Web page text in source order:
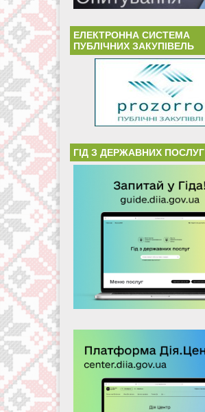
ЕЛЕКТРОННА СИСТЕМА
ПУБЛІЧНИХ ЗАКУПІВЕЛЬ
ГІД З ДЕРЖАВНИХ ПОСЛУГ